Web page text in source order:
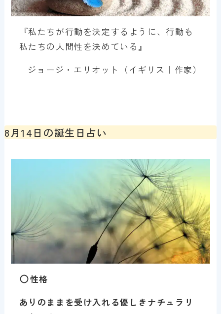
『私たちが行動を決定するように、行動も
私たちの人間性を決めている』
ジョージ・エリオット（イギリス｜作家）
8月14日の誕生日占い
性格
ありのままを受け入れる優しきナチュラリ